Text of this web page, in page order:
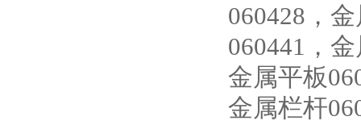
060428，
060441，
金属平板
金属栏杆